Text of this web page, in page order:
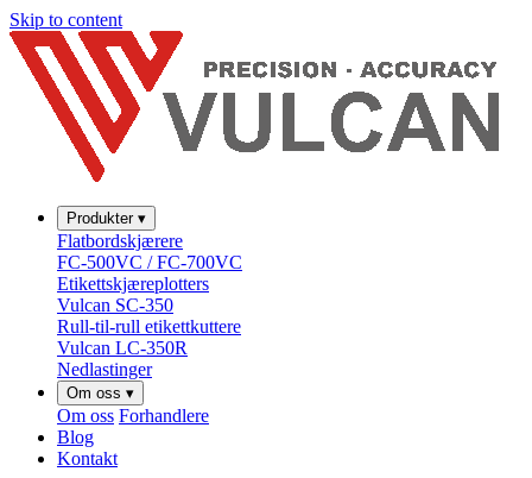
Skip to content
Produkter ▾
Flatbordskjærere
FC-500VC / FC-700VC
Etikettskjæreplotters
Vulcan SC-350
Rull-til-rull etikettkuttere
Vulcan LC-350R
Nedlastinger
Om oss ▾
Om oss Forhandlere
Blog
Kontakt